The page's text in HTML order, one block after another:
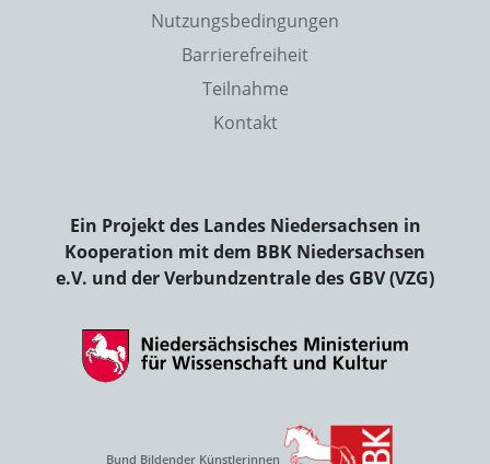
Nutzungsbedingungen
Barrierefreiheit
Teilnahme
Kontakt
Ein Projekt des Landes Niedersachsen in
Kooperation mit dem BBK Niedersachsen
e.V. und der Verbundzentrale des GBV (VZG)
Bund Bildender Künstlerinnen